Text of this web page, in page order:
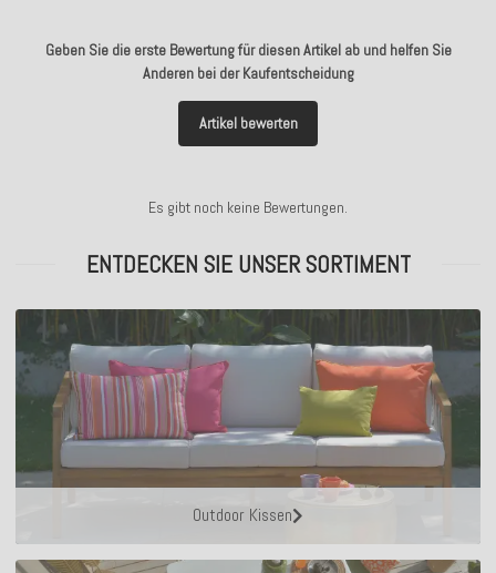
Geben Sie die erste Bewertung für diesen Artikel ab und helfen Sie
Anderen bei der Kaufentscheidung
Artikel bewerten
Es gibt noch keine Bewertungen.
ENTDECKEN SIE UNSER SORTIMENT
Outdoor Kissen